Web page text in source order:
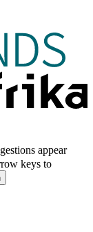
appear
keys to